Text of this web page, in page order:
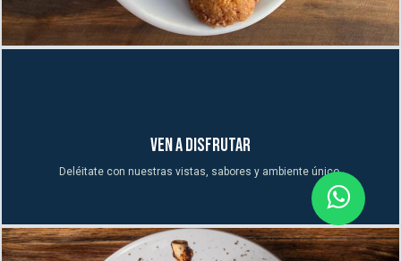
ven a disfrutar
Deléitate con nuestras vistas, sabores y ambiente único.